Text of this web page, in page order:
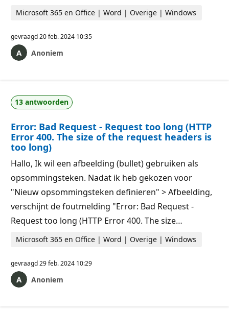
Microsoft 365 en Office | Word | Overige | Windows
gevraagd20 feb. 2024 10:35
Anoniem
13 antwoorden
Error: Bad Request - Request too long (HTTP
Error 400. The size of the request headers is
too long)
Hallo, Ik wil een afbeelding (bullet) gebruiken als
opsommingsteken. Nadat ik heb gekozen voor
"Nieuw opsommingsteken definieren" > Afbeelding,
verschijnt de foutmelding "Error: Bad Request -
Request too long (HTTP Error 400. The size…
Microsoft 365 en Office | Word | Overige | Windows
gevraagd29 feb. 2024 10:29
Anoniem